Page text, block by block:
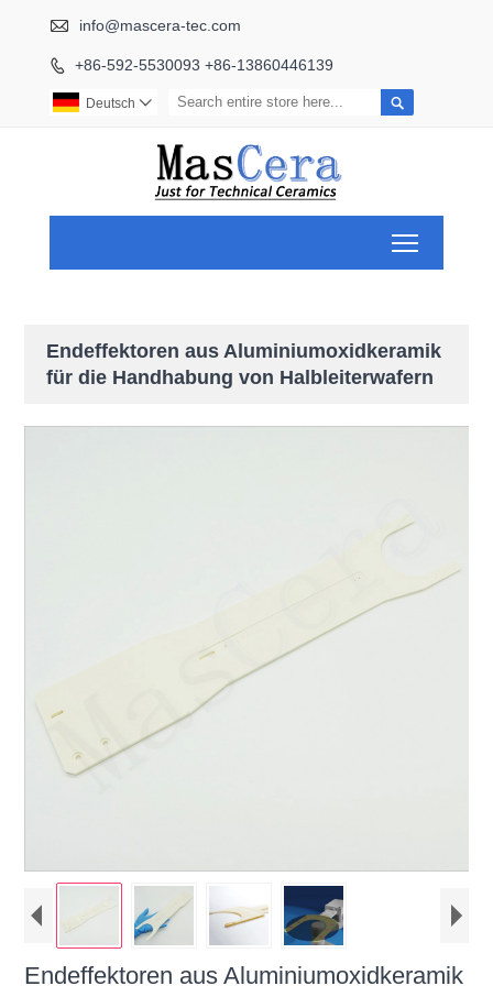
 info@mascera-tec.com
 +86-592-5530093 +86-13860446139

Deutsch 
Endeffektoren aus Aluminiumoxidkeramik
für die Handhabung von Halbleiterwafern
Endeffektoren aus Aluminiumoxidkeramik